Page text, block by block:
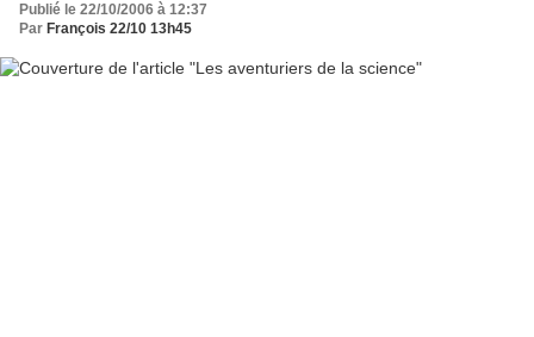
Publié le 22/10/2006 à 12:37
Par François 22/10 13h45